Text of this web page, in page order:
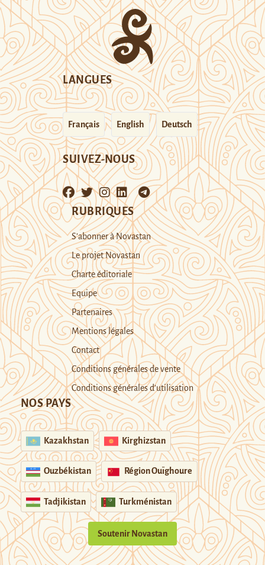
LANGUES
Français English Deutsch
SUIVEZ-NOUS
RUBRIQUES
S’abonner à Novastan
Le projet Novastan
Charte éditoriale
Equipe
Partenaires
Mentions légales
Contact
Conditions générales de vente
Conditions générales d’utilisation
NOS PAYS
Kazakhstan Kirghizstan
Ouzbékistan Région Ouïghoure
Tadjikistan Turkménistan
Soutenir Novastan